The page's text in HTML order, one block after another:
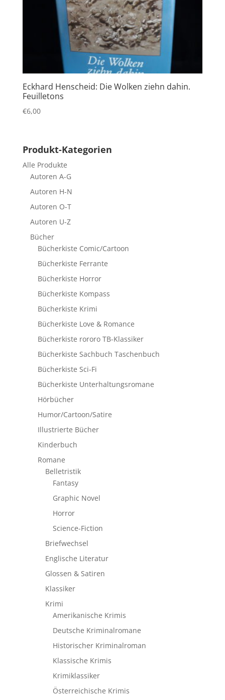
Eckhard Henscheid: Die Wolken ziehn dahin.
Feuilletons
€6,00
Produkt-Kategorien
Alle Produkte
Autoren A-G
Autoren H-N
Autoren O-T
Autoren U-Z
Bücher
Bücherkiste Comic/Cartoon
Bücherkiste Ferrante
Bücherkiste Horror
Bücherkiste Kompass
Bücherkiste Krimi
Bücherkiste Love & Romance
Bücherkiste rororo TB-Klassiker
Bücherkiste Sachbuch Taschenbuch
Bücherkiste Sci-Fi
Bücherkiste Unterhaltungsromane
Hörbücher
Humor/Cartoon/Satire
Illustrierte Bücher
Kinderbuch
Romane
Belletristik
Fantasy
Graphic Novel
Horror
Science-Fiction
Briefwechsel
Englische Literatur
Glossen & Satiren
Klassiker
Krimi
Amerikanische Krimis
Deutsche Kriminalromane
Historischer Kriminalroman
Klassische Krimis
Krimiklassiker
Österreichische Krimis